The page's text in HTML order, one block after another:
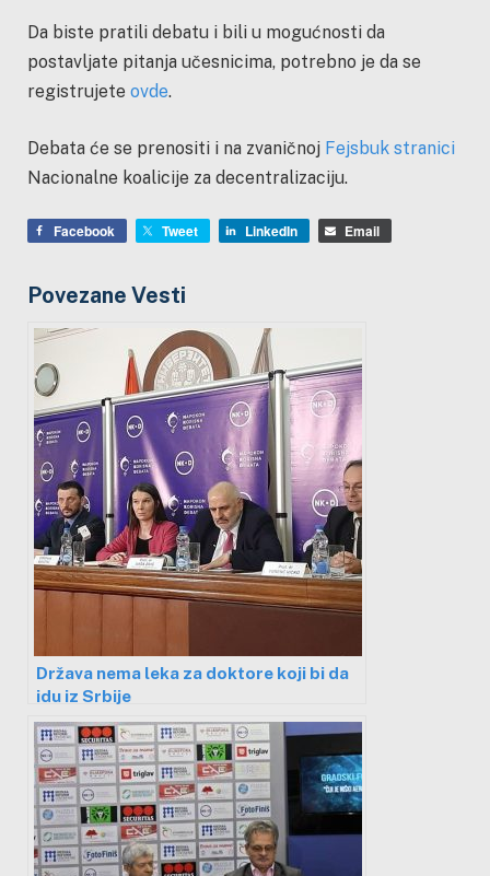
Da biste pratili debatu i bili u mogućnosti da
postavljate pitanja učesnicima, potrebno je da se
registrujete ovde.
Debata će se prenositi i na zvaničnoj Fejsbuk stranici
Nacionalne koalicije za decentralizaciju.
Facebook Tweet LinkedIn Email
Povezane Vesti
Država nema leka za doktore koji bi da
idu iz Srbije